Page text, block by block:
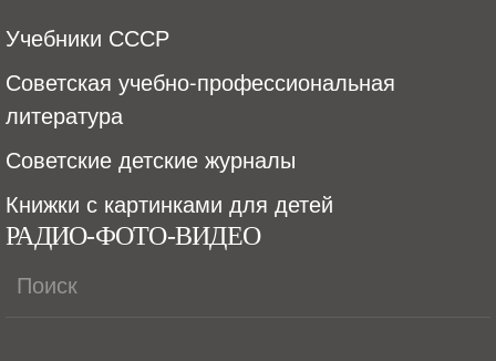
Учебники СССР
Советская учебно-профессиональная
литература
Советские детские журналы
Книжки с картинками для детей
РАДИО-ФОТО-ВИДЕО